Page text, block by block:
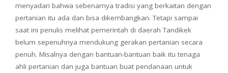
menyadari bahwa sebenarnya tradisi yang berkaitan dengan
pertanian itu ada dan bisa dikembangkan. Tetapi sampai
saat ini penulis melihat pemerintah di daerah Tandikek
belum sepenuhnya mendukung gerakan pertanian secara
penuh. Misalnya dengan bantuan-bantuan baik itu tenaga
ahli pertanian dan juga bantuan buat pendanaan untuk